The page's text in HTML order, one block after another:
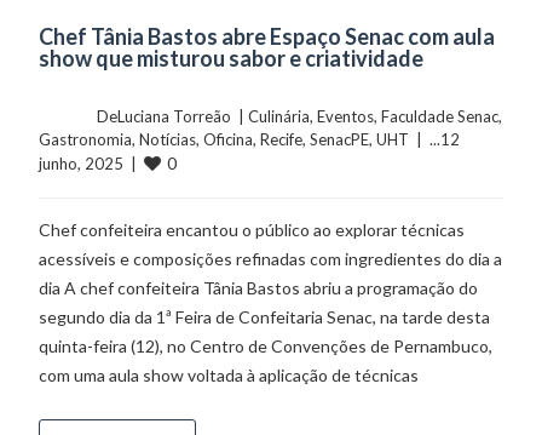
Chef Tânia Bastos abre Espaço Senac com aula
show que misturou sabor e criatividade
	    	DeLuciana Torreão  |
Culinária, Eventos, Faculdade Senac
Gastronomia, Notícias, Oficina, Recife, SenacPE, UHT
  |  ...12
junho, 2025  |
0
Chef confeiteira encantou o público ao explorar técnicas
acessíveis e composições refinadas com ingredientes do dia a
dia A chef confeiteira Tânia Bastos abriu a programação do
segundo dia da 1ª Feira de Confeitaria Senac, na tarde desta
quinta-feira (12), no Centro de Convenções de Pernambuco,
com uma aula show voltada à aplicação de técnicas